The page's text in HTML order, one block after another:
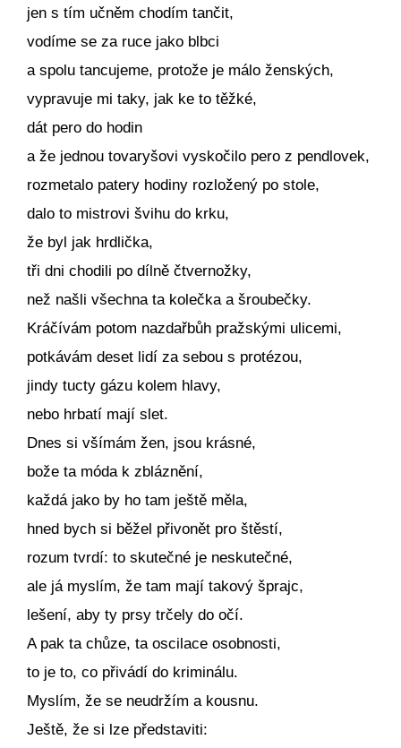
jen s tím učněm chodím tančit,
vodíme se za ruce jako blbci
a spolu tancujeme, protože je málo ženských,
vypravuje mi taky, jak ke to těžké,
dát pero do hodin
a že jednou tovaryšovi vyskočilo pero z pendlovek,
rozmetalo patery hodiny rozložený po stole,
dalo to mistrovi švihu do krku,
že byl jak hrdlička,
tři dni chodili po dílně čtvernožky,
než našli všechna ta kolečka a šroubečky.
Kráčívám potom nazdařbůh pražskými ulicemi,
potkávám deset lidí za sebou s protézou,
jindy tucty gázu kolem hlavy,
nebo hrbatí mají slet.
Dnes si všímám žen, jsou krásné,
bože ta móda k zbláznění,
každá jako by ho tam ještě měla,
hned bych si běžel přivonět pro štěstí,
rozum tvrdí: to skutečné je neskutečné,
ale já myslím, že tam mají takový šprajc,
lešení, aby ty prsy trčely do očí.
A pak ta chůze, ta oscilace osobnosti,
to je to, co přivádí do kriminálu.
Myslím, že se neudržím a kousnu.
Ještě, že si lze představiti: